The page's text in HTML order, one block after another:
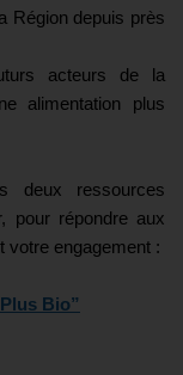
Région depuis près
acteurs de la
alimentation plus
deux ressources
pour répondre aux
votre engagement :
Bio”